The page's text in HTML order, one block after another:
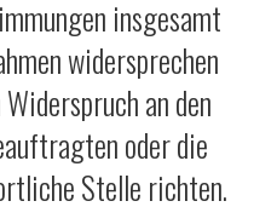
insgesamt
widersprechen
an den
oder die
Stelle richten.